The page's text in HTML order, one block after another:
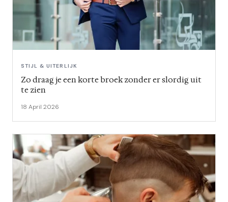
STIJL & UITERLIJK
Zo draag je een korte broek zonder er slordig uit
te zien
18 April 2026